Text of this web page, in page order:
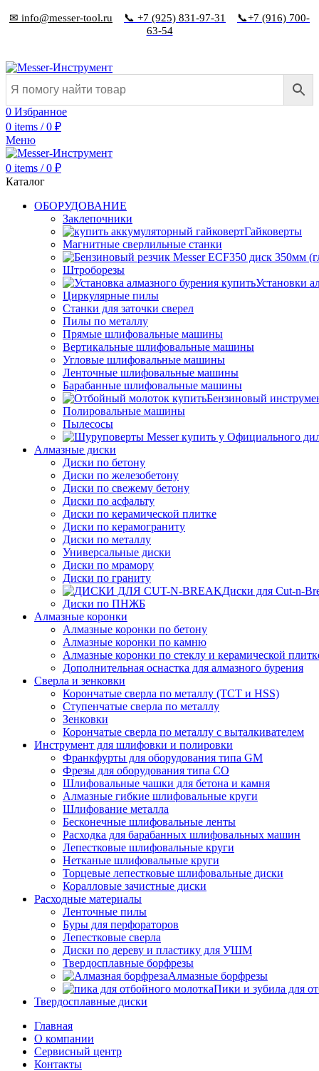
✉ info@messer-tool.ru 📞 +7 (925) 831-97-31
📞+7 (916) 700-
63-54
0 Избранное
0 items / 0 ₽
Меню
0 items / 0 ₽
Каталог
ОБОРУДОВАНИЕ
Заклепочники
Гайковерты
Магнитные сверлильные станки
Штроборезы
Установки
Циркулярные пилы
Станки для заточки сверел
Пилы по металлу
Прямые шлифовальные машины
Вертикальные шлифовальные машины
Угловые шлифовальные машины
Ленточные шлифовальные машины
Барабанные шлифовальные машины
Бензиновый
Полировальные машины
Пылесосы
Алмазные диски
Диски по бетону
Диски по железобетону
Диски по свежему бетону
Диски по асфальту
Диски по керамической плитке
Диски по керамограниту
Диски по металлу
Универсальные диски
Диски по мрамору
Диски по граниту
Диски для Cut-n-
Диски по ПНЖБ
Алмазные коронки
Алмазные коронки по бетону
Алмазные коронки по камню
Алмазные коронки по стеклу и керамической
Дополнительная оснастка для алмазного бурения
Сверла и зенковки
Корончатые сверла по металлу (TCT и HSS)
Ступенчатые сверла по металлу
Зенковки
Корончатые сверла по металлу c выталкивателем
Инструмент для шлифовки и полировки
Франкфурты для оборудования типа GM
Фрезы для оборудования типа СО
Шлифовальные чашки для бетона и камня
Алмазные гибкие шлифовальные круги
Шлифование металла
Бесконечные шлифовальные ленты
Расходка для барабанных шлифовальных машин
Лепестковые шлифовальные круги
Нетканые шлифовальные круги
Торцевые лепестковые шлифовальные диски
Коралловые зачистные диски
Расходные материалы
Ленточные пилы
Буры для перфораторов
Лепестковые сверла
Диски по дереву и пластику для УШМ
Твердосплавные борфрезы
Алмазные борфрезы
Пики и зубила для
Твердосплавные диски
Главная
О компании
Сервисный центр
Контакты